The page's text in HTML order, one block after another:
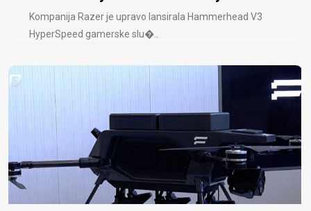
Kompanija Razer je upravo lansirala Hammerhead V3
HyperSpeed ​​gamerske slu�..